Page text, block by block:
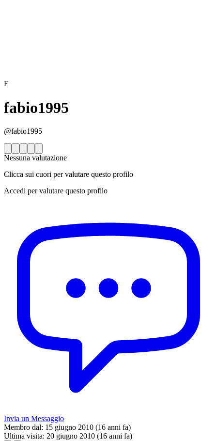
F
fabio1995
@fabio1995
Nessuna valutazione
Clicca sui cuori per valutare questo profilo
Accedi per valutare questo profilo
Invia un Messaggio
Membro dal: 15 giugno 2010 (16 anni fa)
Ultima visita: 20 giugno 2010 (16 anni fa)